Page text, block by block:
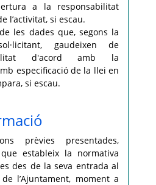
a la responsabilitat
l’activitat, si escau.
les dades que, segons la
gaudeixen de
d'acord amb la
especificació de la llei en
si escau.
prèvies presentades,
estableix la normativa
des de la seva entrada al
l’Ajuntament, moment a